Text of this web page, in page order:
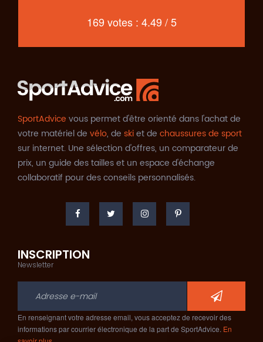
169 votes : 4.49 / 5
SportAdvice vous permet d'être orienté dans l'achat de
votre matériel de vélo, de skiet de chaussures de sport
sur internet. Une sélection d'offres, un comparateur de
prix, un guide des tailles et un espace d'échange
collaboratif pour des conseils personnalisés.
INSCRIPTION
Newsletter
En renseignant votre adresse email, vous acceptez de recevoir des
informations par courrier électronique de la part de SportAdvice. En